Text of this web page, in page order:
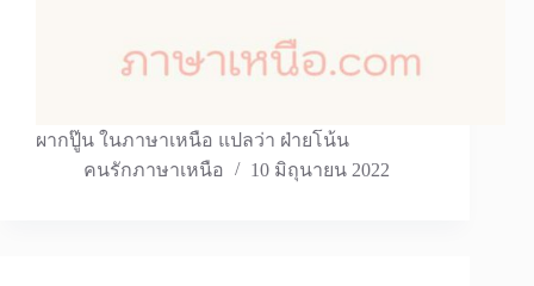
ผากปู๊น ในภาษาเหนือ แปลว่า ฝ่ายโน้น
คนรักภาษาเหนือ
10 มิถุนายน 2022